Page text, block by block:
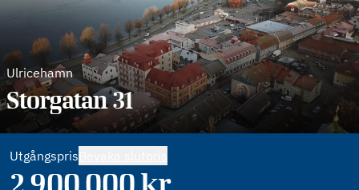
Ulricehamn
Storgatan 31
Utgångspris